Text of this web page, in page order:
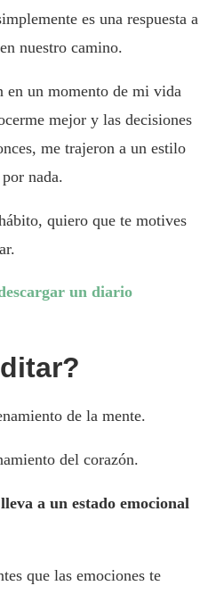
es una respuesta a
nuestro camino.
en un momento de mi vida
mejor y las decisiones
me trajeron a un estilo
nada.
quiero que te motives
un diario
de la mente.
del corazón.
a un estado emocional
que las emociones te